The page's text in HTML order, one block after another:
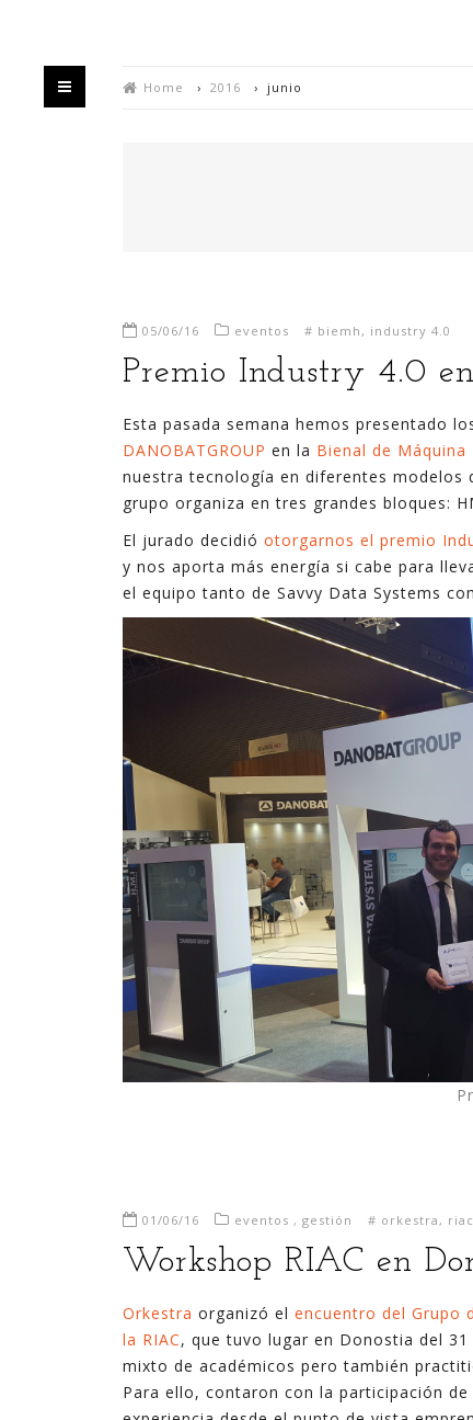
Bienvenido/a a mi blog,
mis experiencias sobre la generación de valor y
negocio a partir de la explotación de datos,
habitualmente utilizando para ello las últimas
tecnologías. En ocasiones son complejas, y en
ocasiones son sencillas pero suficientes.
En estos últimos quince años, en los que he
ejercido de gerente, he podido ver cómo la
explotación inteligente de datos mejora de
forma notable los resultados en diferentes
ámbitos de la empresa, desde procesos
internos hasta la relación con el cliente,
pasando por la creación de nuevos productos y
servicios digitales.
Home › 2016 › junio
05/06/16 eventos # biemh , industry 4.0
Premio Industry 4.0
Esta pasada semana hemos presentado
DANOBATGROUP en la Bienal de Máquina
nuestra tecnología en diferentes modelos
grupo organiza en tres grandes bloques:
El jurado decidió otorgarnos el premio
y nos aporta más energía si cabe para
el equipo tanto de Savvy Data Systems
01/06/16 eventos , gestión # orkestra , riac
Workshop RIAC en
Orkestra organizó el encuentro del Grupo
la RIAC, que tuvo lugar en Donostia del
mixto de académicos pero también
Para ello, contaron con la participación de